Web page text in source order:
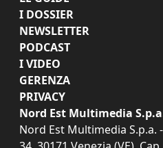
I DOSSIER
NEWSLETTER
PODCAST
I VIDEO
GERENZA
PRIVACY
Nord Est Multimedia
Nord Est Multimedia S.p.a.